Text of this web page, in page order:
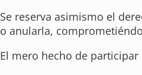
Se reserva asimismo el
o anularla,
El mero hecho de